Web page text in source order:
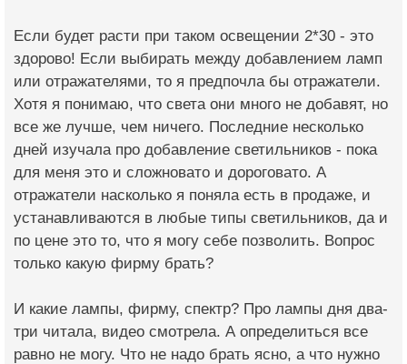
Если будет расти при таком освещении 2*30 - это
здорово! Если выбирать между добавлением ламп
или отражателями, то я предпочла бы отражатели.
Хотя я понимаю, что света они много не добавят, но
все же лучше, чем ничего. Последние несколько
дней изучала про добавление светильников - пока
для меня это и сложновато и дороговато. А
отражатели насколько я поняла есть в продаже, и
устанавливаются в любые типы светильников, да и
по цене это то, что я могу себе позволить. Вопрос
только какую фирму брать?
И какие лампы, фирму, спектр? Про лампы дня два-
три читала, видео смотрела. А определиться все
равно не могу. Что не надо брать ясно, а что нужно